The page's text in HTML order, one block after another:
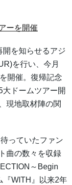
ーを開催
を知らせるアジ
を行い、今月
開催。復帰記念
ドームツアー開
現地取材陣の関
っていたファン
曲の数々を収録
～Begin
『WITH』以来2年